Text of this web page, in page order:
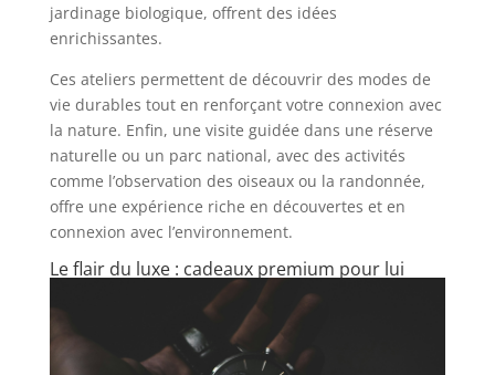
jardinage biologique, offrent des idées
enrichissantes.
Ces ateliers permettent de découvrir des modes de
vie durables tout en renforçant votre connexion avec
la nature. Enfin, une visite guidée dans une réserve
naturelle ou un parc national, avec des activités
comme l’observation des oiseaux ou la randonnée,
offre une expérience riche en découvertes et en
connexion avec l’environnement.
Le flair du luxe : cadeaux premium pour lui